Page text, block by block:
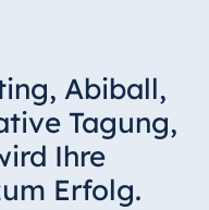
Abiball,
Tagung,
Ihre
Erfolg.